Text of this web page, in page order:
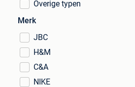
Overige typen
Merk
JBC
H&M
C&A
NIKE